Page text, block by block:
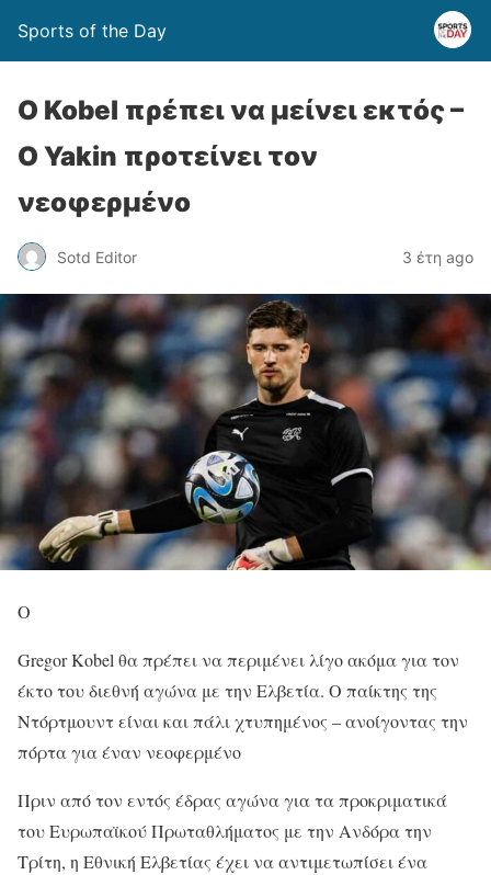
Sports of the Day
Ο Kobel πρέπει να μείνει εκτός –
Ο Yakin προτείνει τον
νεοφερμένο
Sotd Editor 3 έτη ago
Ο
Gregor Kobel θα πρέπει να περιμένει λίγο ακόμα για τον
έκτο του διεθνή αγώνα με την Ελβετία. Ο παίκτης της
Ντόρτμουντ είναι και πάλι χτυπημένος – ανοίγοντας την
πόρτα για έναν νεοφερμένο
Πριν από τον εντός έδρας αγώνα για τα προκριματικά
του Ευρωπαϊκού Πρωταθλήματος με την Ανδόρα την
Τρίτη, η Εθνική Ελβετίας έχει να αντιμετωπίσει ένα